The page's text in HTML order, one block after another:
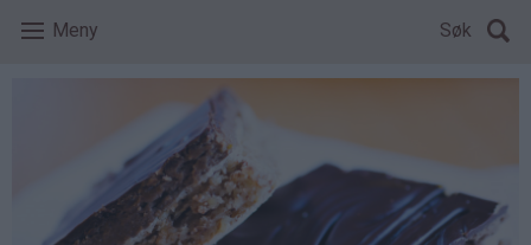
Meny Søk